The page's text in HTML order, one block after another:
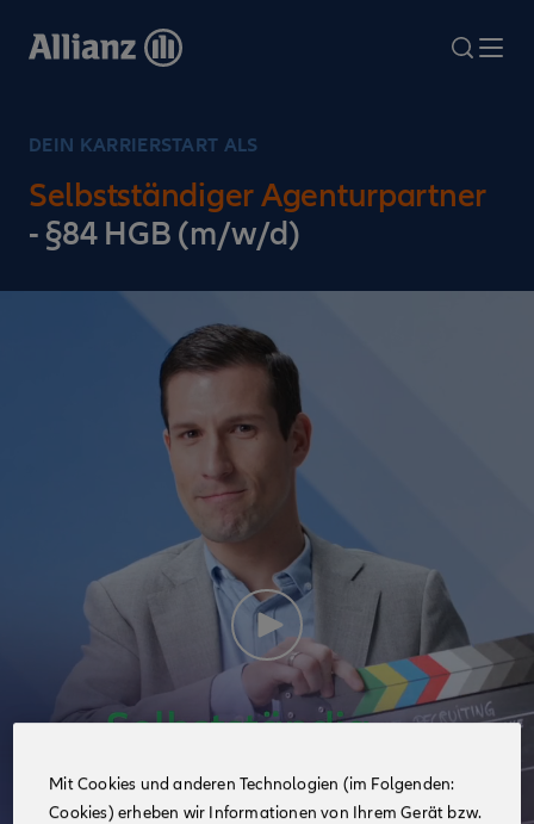
zum
search
DEIN KARRIERSTART ALS
Selbstständiger Agenturpartner
- §84 HGB (m/w/d)
Mit Cookies und anderen Technologien (im Folgenden:
Cookies) erheben wir Informationen von Ihrem Gerät bzw.